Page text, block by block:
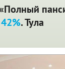
. Тула